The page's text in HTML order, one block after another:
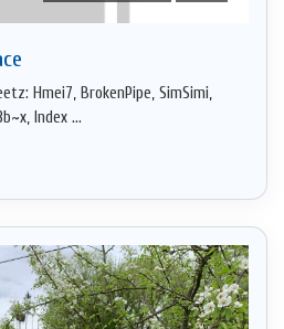
Hmei7, BrokenPipe, SimSimi,
Index ...